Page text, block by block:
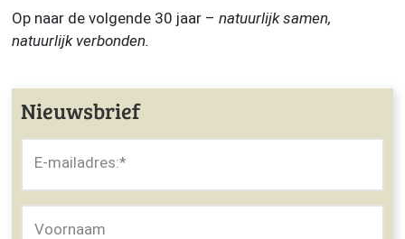
Op naar de volgende 30 jaar – natuurlijk samen,
natuurlijk verbonden.
Nieuwsbrief
E-mailadres:*
Voornaam